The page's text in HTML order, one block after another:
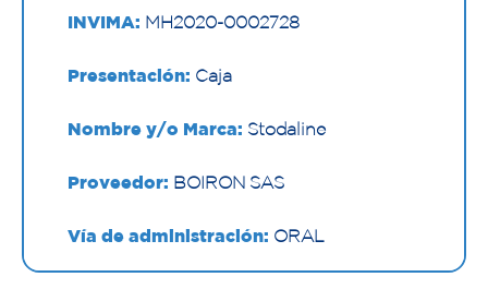
INVIMA: MH2020-0002728
Presentación: Caja
Nombre y/o Marca: Stodaline
Proveedor: BOIRON SAS
Vía de administración: ORAL